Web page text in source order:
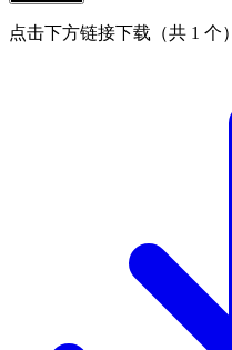
点击下方链接下载（共 1 个）